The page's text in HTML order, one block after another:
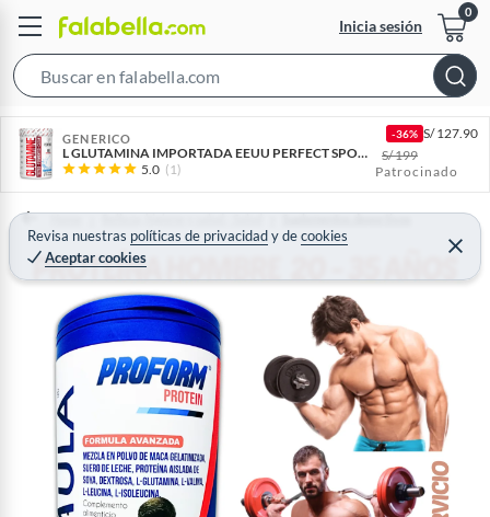
Inicia sesión
h
B
GENERICO
L GLUTAMINA IMPORTADA EEUU PERFECT SPORT 400GRAMOS
5.0 (1)
-36% S/127.90
S/199
Patrocinado
Revisa nuestras políticas de privacidadydecookies
Aceptar cookies
C
e
r
Home Belleza, higiene y salud - Salud Suplementos deportivos